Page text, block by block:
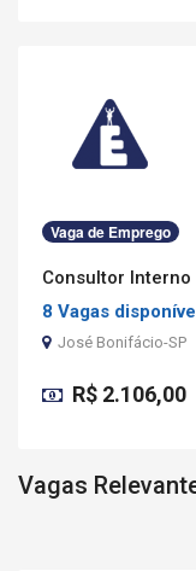
Vaga de Emprego
Consultor Interno
8 Vagas
José Bonifácio-SP
R$ 2.106,00
Vagas